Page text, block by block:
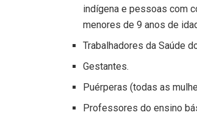
indígena e pessoas com
menores de 9 anos de
Trabalhadores da Saúde
Gestantes.
Puérperas (todas as
Professores do ensino